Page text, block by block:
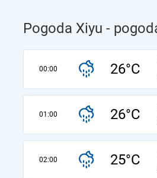
Pogoda Xiyu -
00:00 26°C
01:00 26°C
02:00 25°C